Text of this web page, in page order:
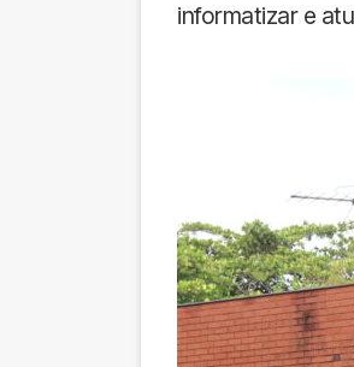
informatizar e